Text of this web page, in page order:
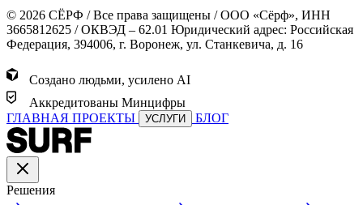
© 2026 СЁРФ / Все права защищены / ООО «Сёрф», ИНН
3665812625 / ОКВЭД – 62.01 Юридический адрес: Российская
Федерация, 394006, г. Воронеж, ул. Станкевича, д. 16
Создано людьми, усилено AI
Аккредитованы Минцифры
ГЛАВНАЯ ПРОЕКТЫ УСЛУГИ БЛОГ
Решения